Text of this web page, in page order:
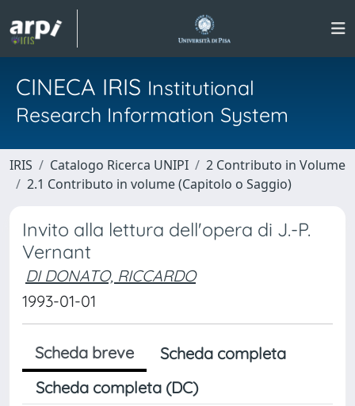
CINECA IRIS Institutional
Research Information System
IRIS Catalogo Ricerca UNIPI
2 Contributo in Volume
2.1 Contributo in volume (Capitolo o Saggio)
Invito alla lettura dell'opera di J.-P.
Vernant
DI DONATO, RICCARDO
1993-01-01
Scheda breve
Scheda completa
Scheda completa (DC)